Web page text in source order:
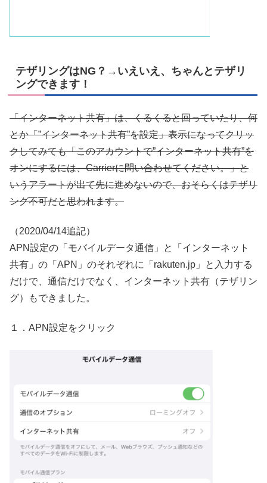
テザリングはNG？→いえいえ、ちゃんとテザリ
ングできます！
「インターネット共有」は、くるくると回っていたり、何
とか「”インターネット共有”を設定」表示になってクリッ
クしてみても「このアカウントで”インターネット共有”を
オンにするには、Carrierに問い合わせてください。」と
いうアラートが出て先に進めないので、おそらくはテザリ
ング不可だと思われます。
（2020/04/14追記）
APN設定の「モバイルデータ通信」と「インターネット
共有」の「APN」のそれぞれに「rakuten.jp」と入力する
だけで、通信だけでなく、インターネット共有（テザリン
グ）もできました。
１．APN設定をクリック